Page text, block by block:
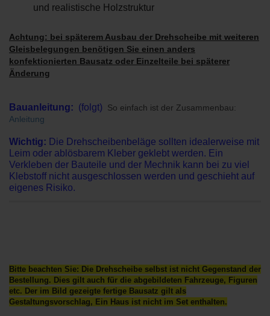
und realistische Holzstruktur
Achtung: bei späterem Ausbau der Drehscheibe mit weiteren
Gleisbelegungen benötigen Sie einen anders
konfektionierten Bausatz oder Einzelteile bei späterer
Änderung
Bauanleitung: (folgt) So einfach ist der Zusammenbau:
Anleitung
Wichtig: Die Drehscheibenbeläge sollten idealerweise mit
Leim oder ablösbarem Kleber geklebt werden. Ein
Verkleben der Bauteile und der Mechnik kann bei zu viel
Klebstoff nicht ausgeschlossen werden und geschieht auf
eigenes Risiko.
Bitte beachten Sie: Die Drehscheibe selbst ist nicht Gegenstand der
Bestellung. Dies gilt auch für die abgebildeten Fahrzeuge, Figuren
etc. Der im Bild gezeigte fertige Bausatz gilt als
Gestaltungsvorschlag, Ein Haus ist nicht im Set enthalten.